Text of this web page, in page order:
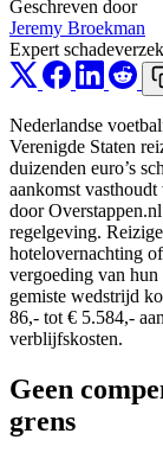
Geschreven door
Jeremy Broekman
Expert
Nederlandse
Verenigde Staten
duizenden euro’s
aankomst
door
regelgeving.
hotelovernachting
vergoeding van hun
gemiste wedstrijd
86,- tot € 5.584,-
verblijfskosten.
Geen
grens